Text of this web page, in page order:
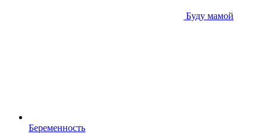
Буду мамой
Беременность